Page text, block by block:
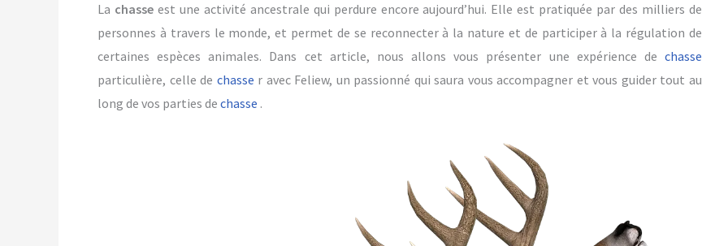
La chasseest une activité ancestrale qui perdure encore aujourd’hui. Elle est pratiquée par des milliers de
personnes à travers le monde, et permet de se reconnecter à la nature et de participer à la régulation de
certaines espèces animales. Dans cet article, nous allons vous présenter une expérience de chasse
particulière, celle de chasse r avec Feliew, un passionné qui saura vous accompagner et vous guider tout au
long de vos parties de chasse .